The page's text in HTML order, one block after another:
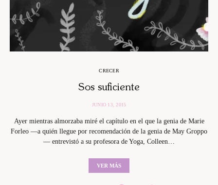
CRECER
Sos suficiente
JUNIO 13, 2015
Ayer mientras almorzaba miré el capítulo en el que la genia de Marie
Forleo —a quién llegue por recomendación de la genia de May Groppo
— entrevistó a su profesora de Yoga, Colleen…
VER MÁS